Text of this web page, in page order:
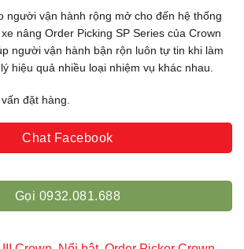
người vận hành rộng mở cho đến hệ thống
nâng Order Picking SP Series của Crown
người vận hành bận rộn luôn tự tin khi làm
hiệu quả nhiều loại nhiệm vụ khác nhau.
đặt hàng.
Chat Facebook
Gọi 0932.081.688